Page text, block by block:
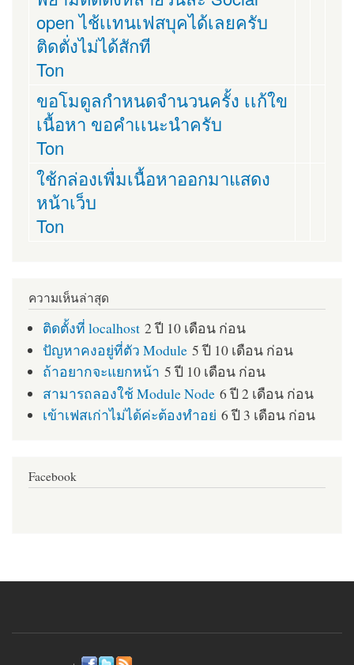
open ไช้เเทนเฟสบุคได้เลยครับ
ติดตั่งไม่ได้สักที
Ton
ขอโมดูลกำหนดจำนวนครั้ง เเก้ใข
เนื้อหา ขอคำเเนะนำครับ
Ton
ใช้กล่องเพื่มเนื้อหาออกมาแสดง
หน้าเว็บ
Ton
ความเห็นล่าสุด
ติดตั้งที่ localhost 2 ปี 10 เดือน ก่อน
ปัญหาคงอยู่ที่ตัว Module 5 ปี 10 เดือน ก่อน
ถ้าอยากจะแยกหน้า 5 ปี 10 เดือน ก่อน
สามารถลองใช้ Module Node 6 ปี 2 เดือน ก่อน
เข้าเฟสเก่าไม่ได้ค่ะต้องทำอย่ 6 ปี 3 เดือน ก่อน
Facebook